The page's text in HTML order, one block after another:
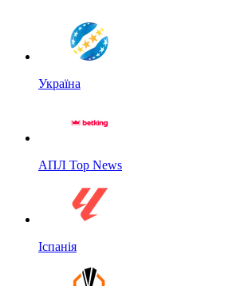
Україна
АПЛ Top News
Іспанія